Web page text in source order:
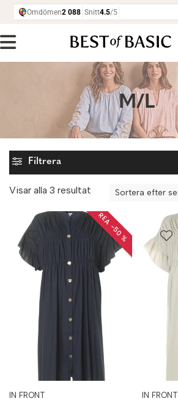
M/L
Filtrera
Visar alla 3 resultat Sortera
senaste
REA −50 %
IN FRONT IN FRONT